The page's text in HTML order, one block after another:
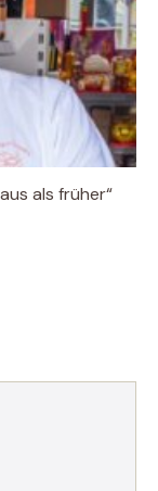
als früher“